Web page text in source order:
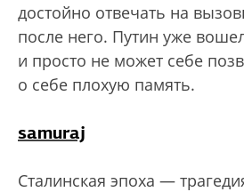
достойно отвечать на
после него. Путин уже
и просто не может себе
о себе плохую память.
samuraj
Сталинская эпоха —